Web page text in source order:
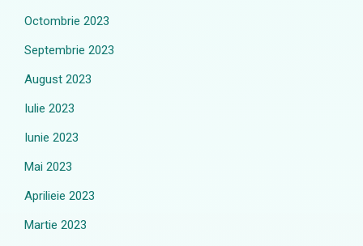
Octombrie 2023
Septembrie 2023
August 2023
Iulie 2023
Iunie 2023
Mai 2023
Aprilieie 2023
Martie 2023